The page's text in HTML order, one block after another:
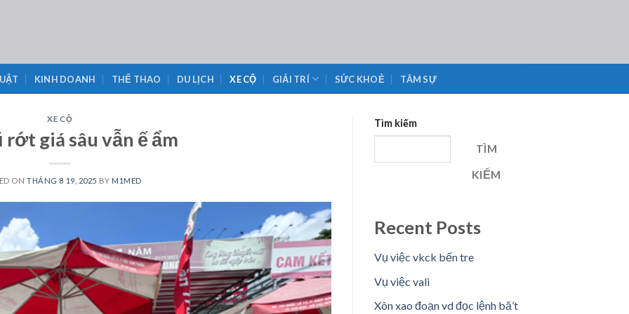
KINH DOANH THỂ THAO DU LỊCH XE CỘ GIẢI TRÍ SỨC KHOẺ TÂM SỰ
XE CỘ
rớt giá sâu vẫn ế ẩm
ONTHÁNG 8 19, 2025 BY M1MED
Tìm kiếm
TÌM
KIẾM
Recent Posts
Vụ việc vkck bến tre
Vụ việc vali
Xôn xao đoạn vd đọc lệnh bă’t